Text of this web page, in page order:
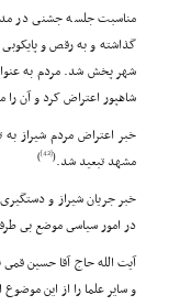
مناسبت جلسه جشنى در
گذاشته و به رقص و
شهر پخش شد. مردم به
شاهپور اعتراض کرد و آن را
خبر اعتراض مردم شیراز
مشهد تبعید شد.(
[42]
)
خبر جریان شیراز و
در امور سیاسى موضع بى
آیت الله حاج آقا حسین
و سایر علما را از این موضوع